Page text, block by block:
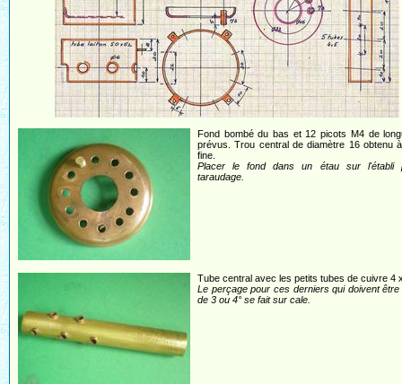
Fond bombé du bas et 12 picots M4 de
prévus. Trou central de diamètre 16 obtenu
fine.
Placer le fond dans un étau sur l'établi
taraudage.
Tube central avec les petits tubes de cuivre 4
Le perçage pour ces derniers qui doivent être
de 3 ou 4° se fait sur cale.